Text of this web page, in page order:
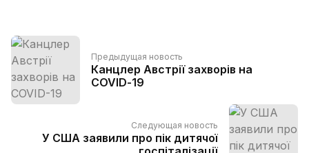
Предыдущая новость
Канцлер Австрії захворів на
COVID-19
Следующая новость
У США заявили про пік дитячої